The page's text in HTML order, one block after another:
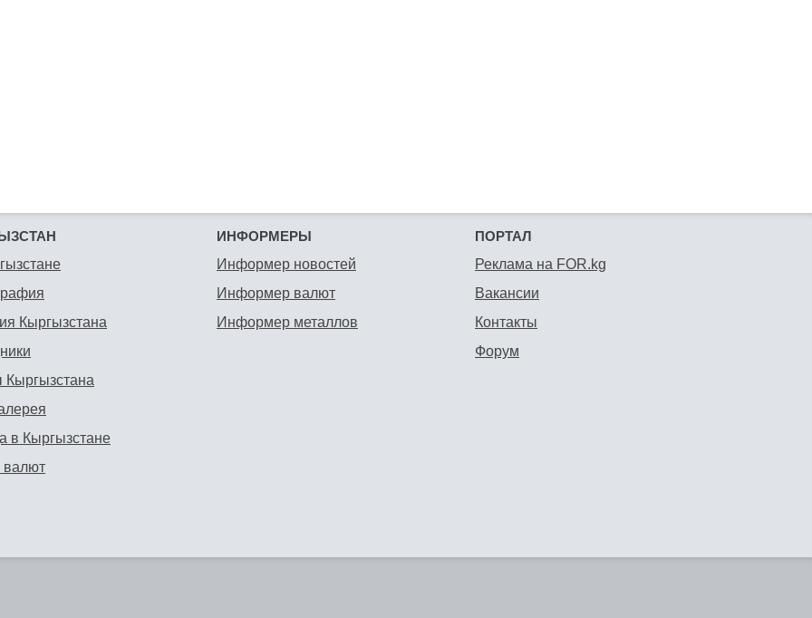
Кыргызстана
Кыргызстана
в Кыргызстане
валют
ИНФОРМЕРЫ
Информер новостей
Информер валют
Информер металлов
ПОРТАЛ
Реклама на FOR.kg
Вакансии
Контакты
Форум